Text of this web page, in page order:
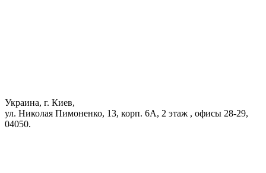
Украина, г. Киев,
ул. Николая Пимоненко, 13, корп. 6А, 2 этаж , офисы 28-29,
04050.